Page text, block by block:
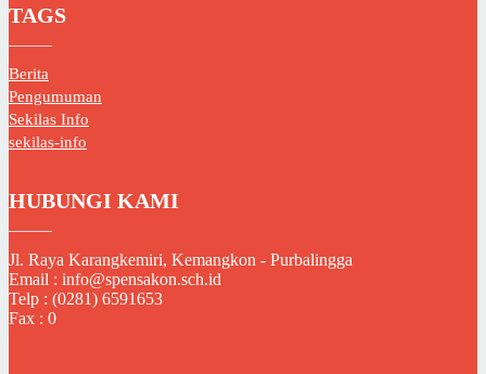
TAGS
Berita
Pengumuman
Sekilas Info
sekilas-info
HUBUNGI KAMI
Jl. Raya Karangkemiri, Kemangkon - Purbalingga
Email : info@spensakon.sch.id
Telp : (0281) 6591653
Fax : 0